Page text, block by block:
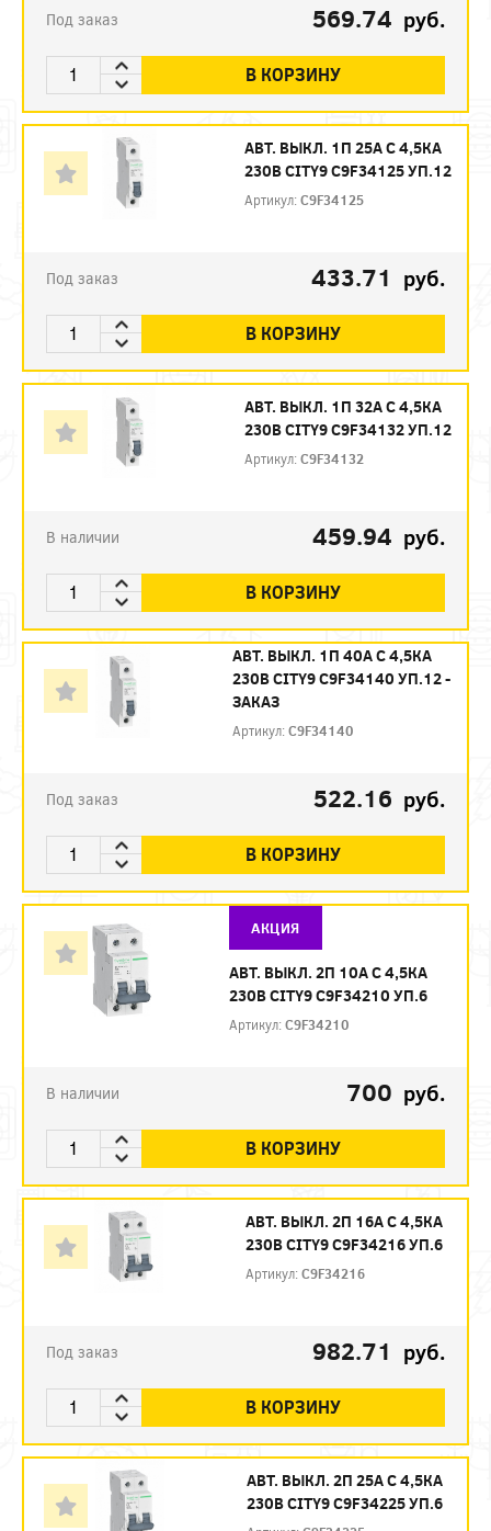
Под заказ 569.74 руб.
В КОРЗИНУ
АВТ. ВЫКЛ. 1П 25А С 4,5КА
230В CITY9 C9F34125 УП.12
Артикул:C9F34125
Под заказ 433.71 руб.
В КОРЗИНУ
АВТ. ВЫКЛ. 1П 32А С 4,5КА
230В CITY9 C9F34132 УП.12
Артикул:C9F34132
В наличии 459.94 руб.
В КОРЗИНУ
АВТ. ВЫКЛ. 1П 40А С 4,5КА
230В CITY9 C9F34140 УП.12 -
ЗАКАЗ
Артикул:C9F34140
Под заказ 522.16 руб.
В КОРЗИНУ
АКЦИЯ
АВТ. ВЫКЛ. 2П 10А С 4,5КА
230В CITY9 C9F34210 УП.6
Артикул:C9F34210
В наличии 700 руб.
В КОРЗИНУ
АВТ. ВЫКЛ. 2П 16А С 4,5КА
230В CITY9 C9F34216 УП.6
Артикул:C9F34216
Под заказ 982.71 руб.
В КОРЗИНУ
АВТ. ВЫКЛ. 2П 25А С 4,5КА
230В CITY9 C9F34225 УП.6